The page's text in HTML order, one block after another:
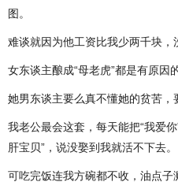
图。
难谈就因为他工资比我少两千块，
女东谈主酿成“母老虎”都是有原因的
她男东谈主要么真不懂她的贫苦，
我老公最会这套，每天能把“我爱
肝宝贝”，说没娶到我就活不下去。
可吃完饭连我方碗都不收，油点子